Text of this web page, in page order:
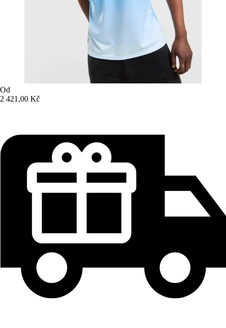
Od
2 421,00 Kč